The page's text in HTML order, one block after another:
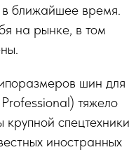
ближайшее время.
на рынке, в том
шин для
тяжело
спецтехники
иностранных